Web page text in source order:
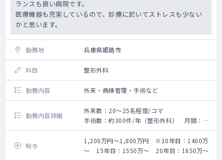
ランスも良い病院です。
医療機器も充実しているので、診療に於いてストレスも少ない
かと思います。
勤務地 兵庫県姫路市
科目 整形外科
勤務内容 外来・病棟管理・手術など
勤務内容詳細
外来数：20～25名程度/コマ
手術数：約300件/年（整形外科） 月間：15
件～20件
【勤務内容】
《外来》
給与
1,200万円～1,800万円 ※10年目：1400万
～ 15年目：1550万～ 20年目：1650万～